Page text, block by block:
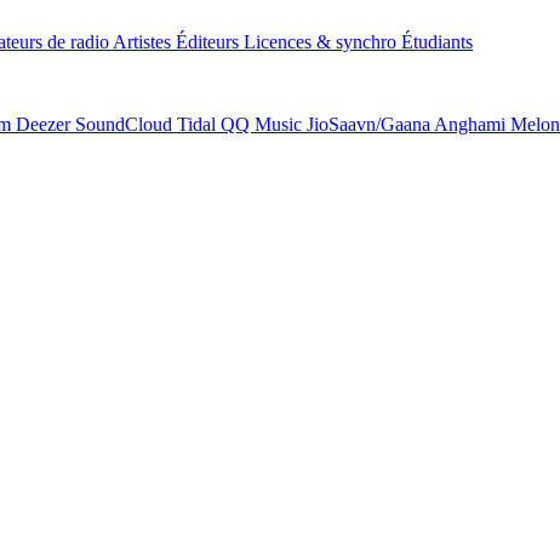
de radio Artistes Éditeurs Licences & synchro Étudiants
Deezer SoundCloud Tidal QQ Music JioSaavn/Gaana Anghami Melon